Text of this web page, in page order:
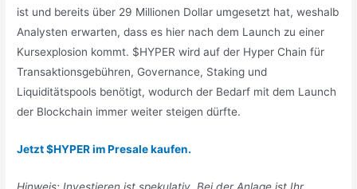
ist und bereits über 29 Millionen Dollar umgesetzt hat, weshalb
Analysten erwarten, dass es hier nach dem Launch zu einer
Kursexplosion kommt. $HYPER wird auf der Hyper Chain für
Transaktionsgebühren, Governance, Staking und
Liquiditätspools benötigt, wodurch der Bedarf mit dem Launch
der Blockchain immer weiter steigen dürfte.
Jetzt $HYPER im Presale kaufen.